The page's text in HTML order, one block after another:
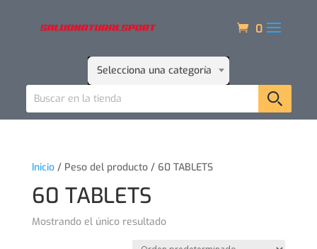
0
Selecciona una categoría
Inicio/ Peso del producto / 60 TABLETS
60 TABLETS
Mostrando el único resultado